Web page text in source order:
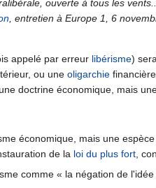
ouverte à tous les
, entretien à Europe 1, 6
appelé par erreur libérisme)
ou une oligarchie
doctrine économique, mais
économique, mais une espèce
de la loi du plus fort,
comme « la négation de